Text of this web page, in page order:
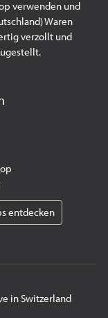
verwenden und
Waren
verzollt und
entdecken
in Switzerland